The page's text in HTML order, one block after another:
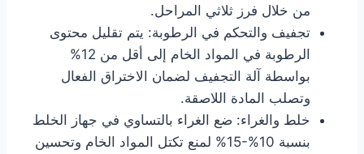
من خلال فرز ثلاثي المراحل.
تجفيف والتحكم في الرطوبة: يتم تقليل محتوى
الرطوبة في المواد الخام إلى أقل من 12%
بواسطة آلة التجفيف لضمان الاختراق الفعال
وتصلب المادة اللاصقة.
خلط والغراء: ضع الغراء بالتساوي في جهاز الخلط
بنسبة 10%-15% لمنع تكتل المواد الخام وتحسين